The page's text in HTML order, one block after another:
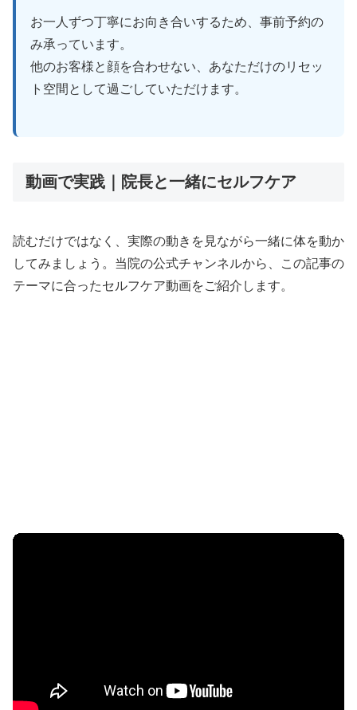
お一人ずつ丁寧にお向き合いするため、事前予約の
み承っています。
他のお客様と顔を合わせない、あなただけのリセッ
ト空間として過ごしていただけます。
動画で実践｜院長と一緒にセルフケア
読むだけではなく、実際の動きを見ながら一緒に体を動か
してみましょう。当院の公式チャンネルから、この記事の
テーマに合ったセルフケア動画をご紹介します。